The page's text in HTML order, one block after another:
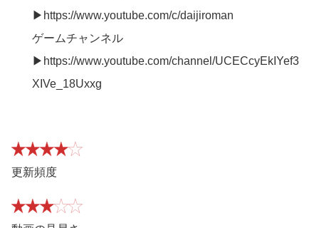
▶https://www.youtube.com/c/daijiroman
ゲームチャンネル
▶https://www.youtube.com/channel/UCECcyEkIYef3
XIVe_18Uxxg
更新頻度